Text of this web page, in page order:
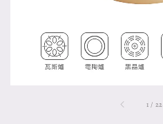
1 / 22